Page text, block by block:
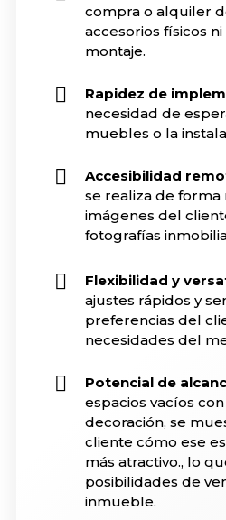
compra o alquiler
accesorios físicos
montaje.
Rapidez de
necesidad de
muebles o la
Accesibilidad
se realiza de forma
imágenes del
fotografías
Flexibilidad y
ajustes rápidos y
preferencias del
necesidades del
Potencial de
espacios vacíos
decoración, se
cliente cómo ese
más atractivo., lo
posibilidades de
inmueble.